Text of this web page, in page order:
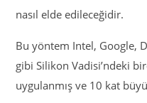
nasıl elde edileceğidir.
Bu yöntem Intel, Google,
gibi Silikon Vadisi’ndeki
uygulanmış ve 10 kat